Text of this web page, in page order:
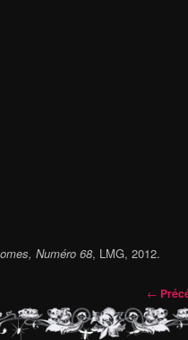
Numéro 68, LMG, 2012.
←